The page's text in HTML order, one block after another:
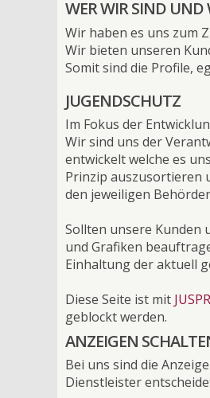
WER WIR SIND UND
Wir haben es uns zum
Wir bieten unseren
Somit sind die Profile,
JUGENDSCHUTZ
Im Fokus der
Wir sind uns der
entwickelt welche es
Prinzip auszusortieren
den jeweiligen
Sollten unsere Kunden
und Grafiken
Einhaltung der aktuell
Diese Seite ist mit
geblockt werden.
ANZEIGEN
Bei uns sind die
Dienstleister